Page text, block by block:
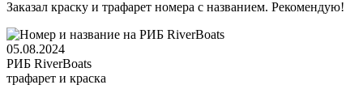
Заказал краску и трафарет номера с названием. Рекомендую!
05.08.2024
РИБ RiverBoats
трафарет и краска